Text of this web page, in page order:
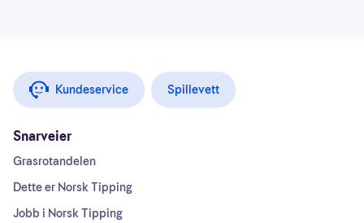
Kundeservice Spillevett
Snarveier
Grasrotandelen
Dette er Norsk Tipping
Jobb i Norsk Tipping